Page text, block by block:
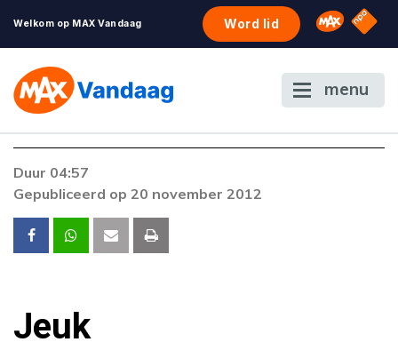
Welkom op MAX Vandaag Word lid Omroep
NPO
menu
De gewenste stream is op dit moment niet
voordoen, neem dan contact op met onze
klantenservice.
Duur 04:57
Gepubliceerd op 20 november 2012
Jeuk